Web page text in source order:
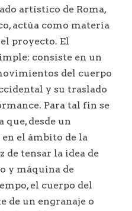
artístico de Roma,
actúa como materia
proyecto. El
consiste en un
del cuerpo
y su traslado
Para tal fin se
desde un
el ámbito de la
de tensar la idea de
y máquina de
el cuerpo del
de un engranaje o